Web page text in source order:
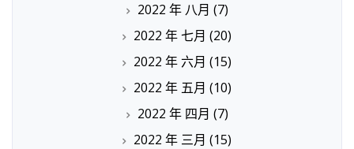
2022 年 八月 (7)
2022 年 七月 (20)
2022 年 六月 (15)
2022 年 五月 (10)
2022 年 四月 (7)
2022 年 三月 (15)